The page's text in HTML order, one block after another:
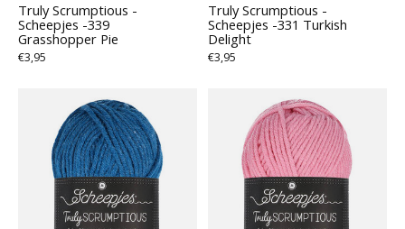
Truly Scrumptious -
Scheepjes -339
Grasshopper Pie
€3,95
Truly Scrumptious -
Scheepjes -331 Turkish
Delight
€3,95